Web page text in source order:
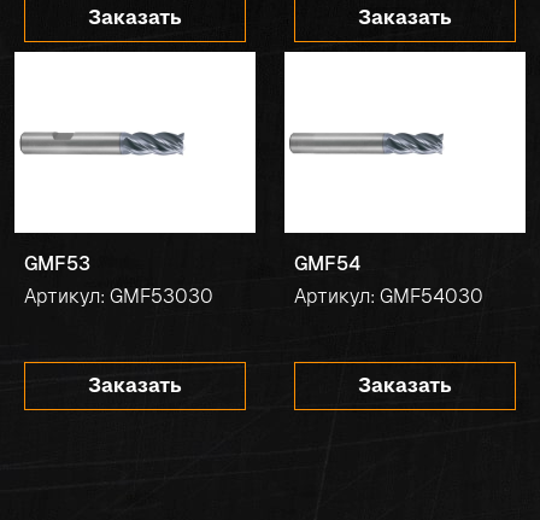
Заказать Заказать
GMF53
Артикул: GMF53030
Заказать
GMF54
Артикул: GMF54030
Заказать